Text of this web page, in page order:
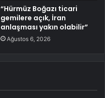
“Hürmüz Boğazı ticari
gemilere açık, İran
anlaşması yakın olabilir”
Ağustos 6, 2026